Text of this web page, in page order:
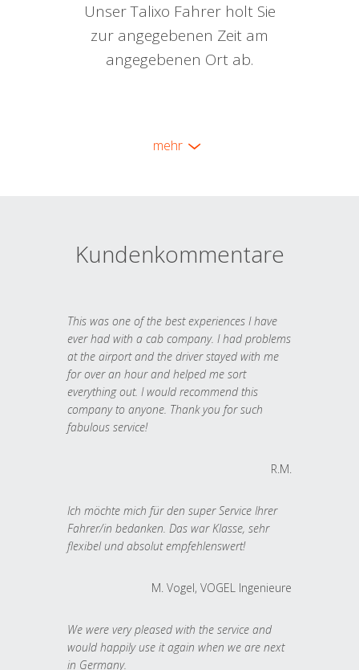
Unser Talixo Fahrer holt Sie
zur angegebenen Zeit am
angegebenen Ort ab.
mehr
Kundenkommentare
This was one of the best experiences I have
ever had with a cab company. I had problems
at the airport and the driver stayed with me
for over an hour and helped me sort
everything out. I would recommend this
company to anyone. Thank you for such
fabulous service!
R.M.
Ich möchte mich für den super Service Ihrer
Fahrer/in bedanken. Das war Klasse, sehr
flexibel und absolut empfehlenswert!
M. Vogel, VOGEL Ingenieure
We were very pleased with the service and
would happily use it again when we are next
in Germany.